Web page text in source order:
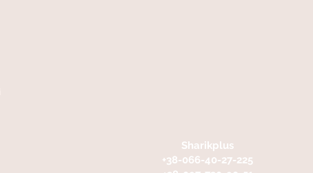
Sharikplus
+38-066-40-27-225